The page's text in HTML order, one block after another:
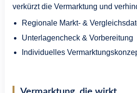
verkürzt die Vermarktung und
Regionale Markt- &
Unterlagencheck & Vorbereitung
Individuelles